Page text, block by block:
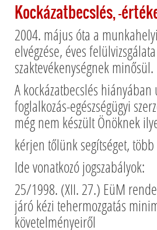
Kockázatbecslés, -
2004. május óta a
elvégzése, éves
szaktevékenységnek minősül.
A kockázatbecslés
foglalkozás-egészségügyi
még nem készült Önöknek
kérjen tőlünk segítséget,
Ide vonatkozó jogszabályok:
25/1998. (XII. 27.) EüM
járó kézi tehermozgatás
követelményeiről